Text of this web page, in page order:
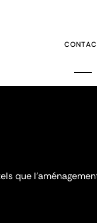
que